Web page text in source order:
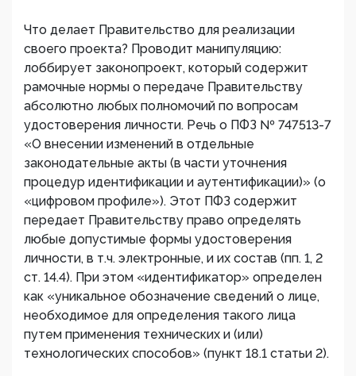
Что делает Правительство для реализации
своего проекта? Проводит манипуляцию:
лоббирует законопроект, который содержит
рамочные нормы о передаче Правительству
абсолютно любых полномочий по вопросам
удостоверения личности. Речь о ПФЗ № 747513-7
«О внесении изменений в отдельные
законодательные акты (в части уточнения
процедур идентификации и аутентификации)» (о
«цифровом профиле»). Этот ПФЗ содержит
передает Правительству право определять
любые допустимые формы удостоверения
личности, в т.ч. электронные, и их состав (пп. 1, 2
ст. 14.4). При этом «идентификатор» определен
как «уникальное обозначение сведений о лице,
необходимое для определения такого лица
путем применения технических и (или)
технологических способов» (пункт 18.1 статьи 2).